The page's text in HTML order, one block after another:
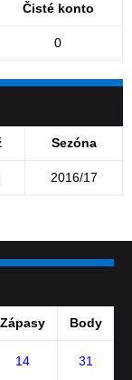
Čisté konto
0
Sezóna
2016/17
Zápasy Body
14 31